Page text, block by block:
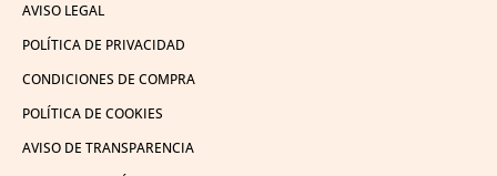
AVISO LEGAL
POLÍTICA DE PRIVACIDAD
CONDICIONES DE COMPRA
POLÍTICA DE COOKIES
AVISO DE TRANSPARENCIA